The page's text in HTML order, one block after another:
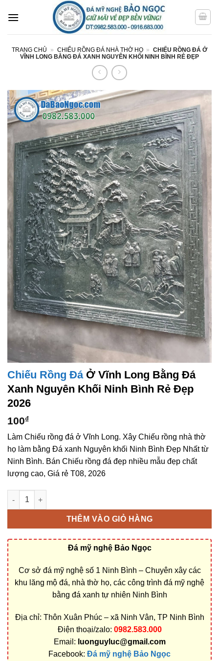
qua
TRANG CHỦ » CHIẾU RỒNG ĐÁ NHÀ THỜ HỌ » CHIẾU RỒNG ĐÁ Ở
VĨNH LONG BẰNG ĐÁ XANH NGUYÊN KHỐI NINH BÌNH RẺ ĐẸP
Chiếu Rồng ĐáỞ Vĩnh Long Bằng Đá
Xanh Nguyên Khối Ninh Bình Rẻ Đẹp
2026
100₫
Làm Chiếu rồng đá ở Vĩnh Long. Xây Chiếu rồng nhà thờ
họ làm bằng Đá xanh Nguyên khối Ninh Bình Đẹp Nhất từ
Ninh Bình. Bán Chiếu rồng đá đẹp nhiều mẫu đẹp chất
lượng cao, Giá rẻ T08, 2026
Chiếu rồng đá ở Vĩnh Long bằng Đá xanh Nguyên khối Ninh
THÊM VÀO GIỎ HÀNG
Đá mỹ nghệ Bảo Ngọc
Cơ sở đá mỹ nghệ số 1 Ninh Bình – Chuyên xây các
khu lăng mộ đá, nhà thờ họ, các công trình đá mỹ nghệ
bằng đá xanh tự nhiên Ninh Bình
Địa chỉ: Thôn Xuân Phúc – xã Ninh Vân, TP Ninh Bình
Điện thoại/zalo: 0982.583.000
Email: luonguyluc@gmail.com
Facebook: Đá mỹ nghệ Bảo Ngọc